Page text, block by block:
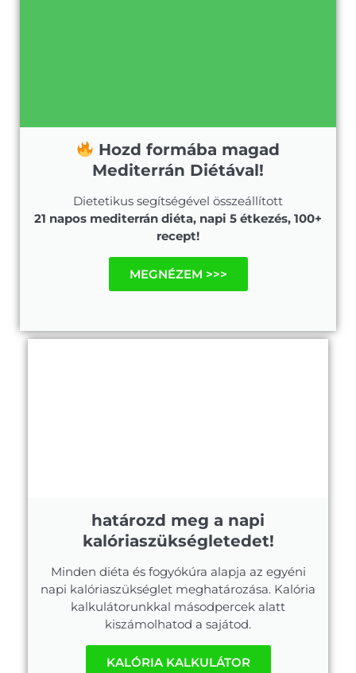
Hozd formába magad
Mediterrán Diétával!
Dietetikus segítségével összeállított
21 napos mediterrán diéta, napi 5 étkezés, 100+
recept!
MEGNÉZEM >>>
határozd meg a napi
kalóriaszükségletedet!
Minden diéta és fogyókúra alapja az egyéni
napi kalóriaszükséglet meghatározása. Kalória
kalkulátorunkkal másodpercek alatt
kiszámolhatod a sajátod.
KALÓRIA KALKULÁTOR